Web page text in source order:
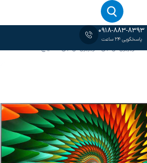
0918-883-8393
پاسخگویی 24 ساعت
/تلویزیون ال جی/تلویزیون ال جی 86 اینچ